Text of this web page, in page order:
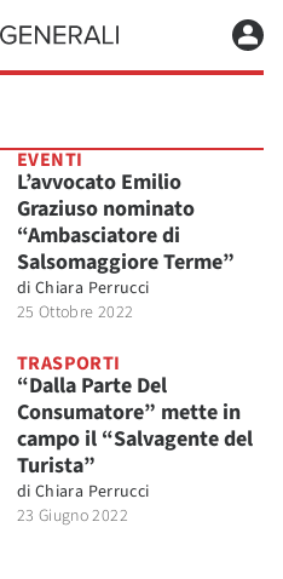
EVENTI
L’avvocato Emilio
Graziuso nominato
“Ambasciatore di
Salsomaggiore Terme”
di Chiara Perrucci
25 Ottobre 2022
TRASPORTI
“Dalla Parte Del
Consumatore” mette in
campo il “Salvagente del
Turista”
di Chiara Perrucci
23 Giugno 2022